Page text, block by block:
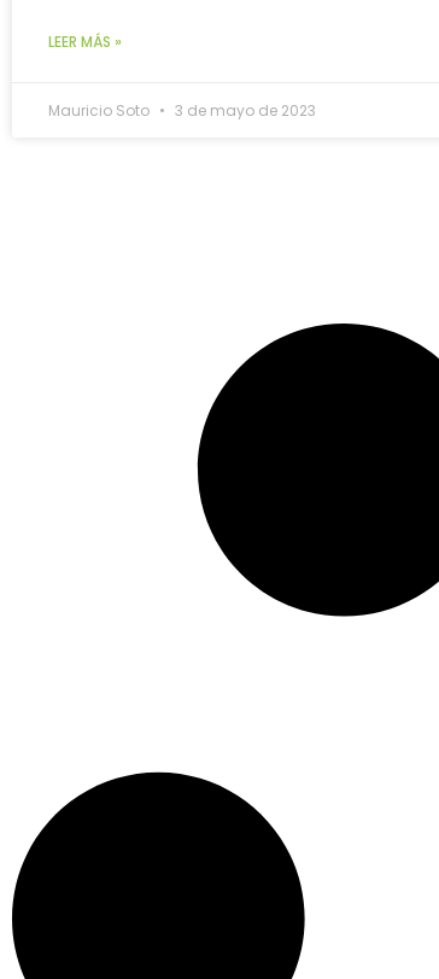
LEER MÁS »
Mauricio Soto 3 de mayo de 2023